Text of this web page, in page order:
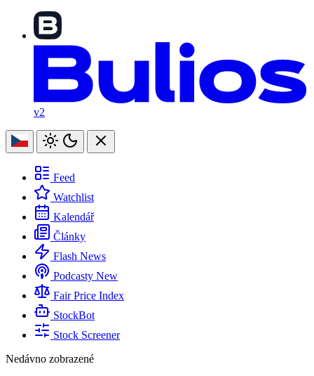
v2
Feed
Watchlist
Kalendář
Články
Flash News
Podcasty New
Fair Price Index
StockBot
Stock Screener
Nedávno zobrazené